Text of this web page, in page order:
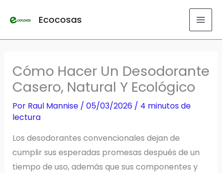
Ecocosas
Cómo Hacer Un Desodorante
Casero, Natural Y Ecológico
Por Raul Mannise / 05/03/2026 / 4 minutos de
lectura
Los desodorantes convencionales dejan de
cumplir sus esperadas promesas después de un
tiempo de uso, además que sus componentes y